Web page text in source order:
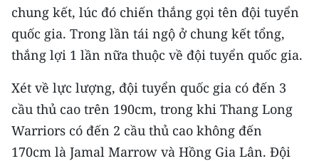
54 DÂN TỘC VIỆT NAM
CHƯƠNG TRÌNH OCOP - MỖI XÃ
MỘT SẢN PHẨM
RADIO
MEDIA CENTER
chung kết, lúc đó chiến thắng gọi tên đội tuyển
quốc gia. Trong lần tái ngộ ở chung kết tổng,
thắng lợi 1 lần nữa thuộc về đội tuyển quốc gia.
Xét về lực lượng, đội tuyển quốc gia có đến 3
cầu thủ cao trên 190cm, trong khi Thang Long
Warriors có đến 2 cầu thủ cao không đến
170cm là Jamal Marrow và Hồng Gia Lân. Đội